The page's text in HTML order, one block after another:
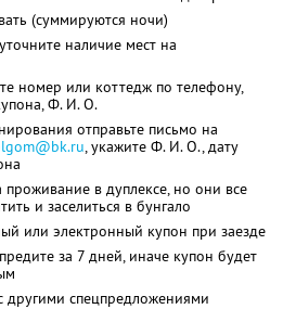
(суммируются ночи)
наличие мест на
номер или коттедж по телефону,
Ф. И. О.
отправьте письмо на
,укажите Ф. И. О.,дату
в дуплексе, но они все
и заселиться в бунгало
или электронный купон при заезде
за 7 дней, иначе купон будет
другими спецпредложениями